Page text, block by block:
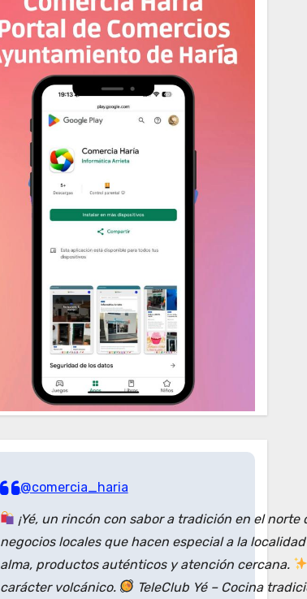
@comercia_haria
¡Yé, un rincón con sabor a tradición en el norte
negocios locales que hacen especial a la
alma, productos auténticos y atención cercana.
carácter volcánico.
TeleClub Yé – Cocina